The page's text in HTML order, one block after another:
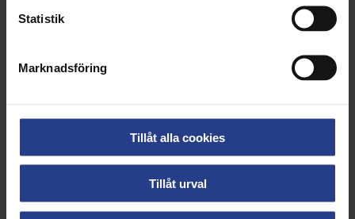
Statistik
Marknadsföring
Tillåt alla cookies
Tillåt urval
grunden och drivkraften i vårt arbete. Solidaritet är
viktigt för oss, med varandra och med det arbete vi
RELATERADE LÄNKAR